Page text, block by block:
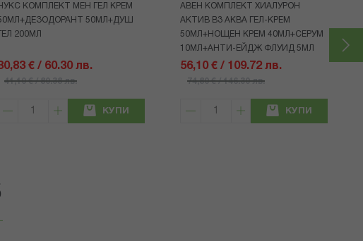
КОМПЛЕКТ МЕН ГЕЛ КРЕМ
50МЛ+ДУШ
ГЕЛ 200МЛ
€ / 60.30 лв.
41,10 € / 80.38 лв.
КУПИ
АВЕН КОМПЛЕКТ ХИАЛУРОН
АКТИВ B3 АКВА ГЕЛ-КРЕМ
50МЛ+НОЩЕН КРЕМ 40МЛ+СЕРУМ
10МЛ+АНТИ-ЕЙДЖ ФЛУИД 5МЛ
56,10 € / 109.72 лв.
74,80 € / 146.30 лв.
КУПИ